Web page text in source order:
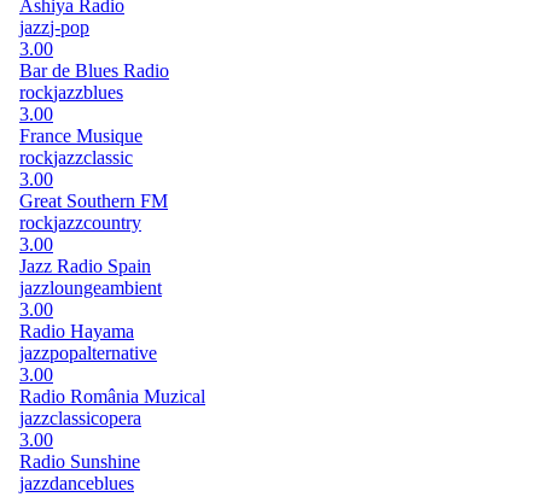
Ashiya Radio
jazzj-pop
3.00
Bar de Blues Radio
rockjazzblues
3.00
France Musique
rockjazzclassic
3.00
Great Southern FM
rockjazzcountry
3.00
Jazz Radio Spain
jazzloungeambient
3.00
Radio Hayama
jazzpopalternative
3.00
Radio România Muzical
jazzclassicopera
3.00
Radio Sunshine
jazzdanceblues